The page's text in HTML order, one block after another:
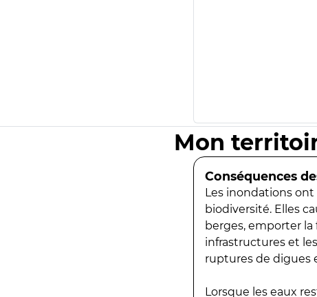
Mon
Conséquences
Les inondations
biodiversité. Elles
berges, emporter
infrastructures et
ruptures de digues
Lorsque les eaux